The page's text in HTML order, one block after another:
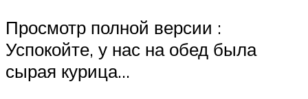
Просмотр полной версии :
Успокойте, у нас на обед была
сырая курица…